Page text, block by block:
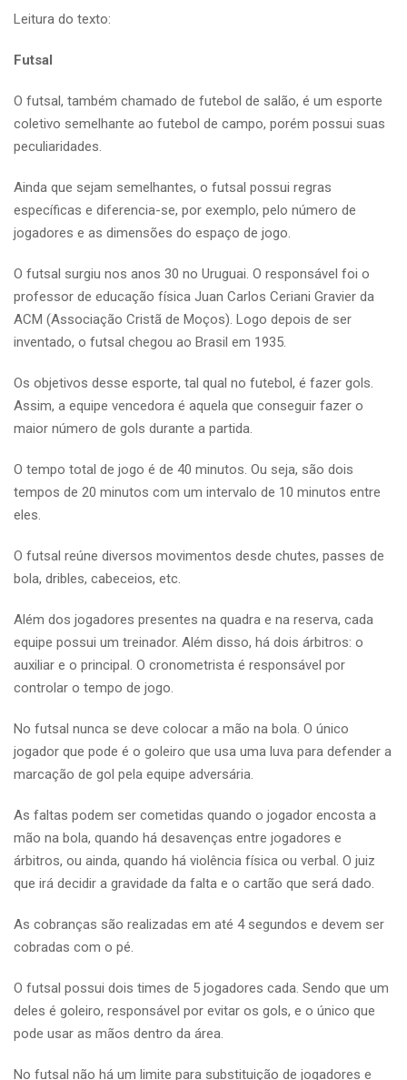
Leitura do texto:
Futsal
O futsal, também chamado de futebol de salão, é um esporte
coletivo semelhante ao futebol de campo, porém possui suas
peculiaridades.
Ainda que sejam semelhantes, o futsal possui regras
específicas e diferencia-se, por exemplo, pelo número de
jogadores e as dimensões do espaço de jogo.
O futsal surgiu nos anos 30 no Uruguai. O responsável foi o
professor de educação física Juan Carlos Ceriani Gravier da
ACM (Associação Cristã de Moços). Logo depois de ser
inventado, o futsal chegou ao Brasil em 1935.
Os objetivos desse esporte, tal qual no futebol, é fazer gols.
Assim, a equipe vencedora é aquela que conseguir fazer o
maior número de gols durante a partida.
O tempo total de jogo é de 40 minutos. Ou seja, são dois
tempos de 20 minutos com um intervalo de 10 minutos entre
eles.
O futsal reúne diversos movimentos desde chutes, passes de
bola, dribles, cabeceios, etc.
Além dos jogadores presentes na quadra e na reserva, cada
equipe possui um treinador. Além disso, há dois árbitros: o
auxiliar e o principal. O cronometrista é responsável por
controlar o tempo de jogo.
No futsal nunca se deve colocar a mão na bola. O único
jogador que pode é o goleiro que usa uma luva para defender a
marcação de gol pela equipe adversária.
As faltas podem ser cometidas quando o jogador encosta a
mão na bola, quando há desavenças entre jogadores e
árbitros, ou ainda, quando há violência física ou verbal. O juiz
que irá decidir a gravidade da falta e o cartão que será dado.
As cobranças são realizadas em até 4 segundos e devem ser
cobradas com o pé.
O futsal possui dois times de 5 jogadores cada. Sendo que um
deles é goleiro, responsável por evitar os gols, e o único que
pode usar as mãos dentro da área.
No futsal não há um limite para substituição de jogadores e